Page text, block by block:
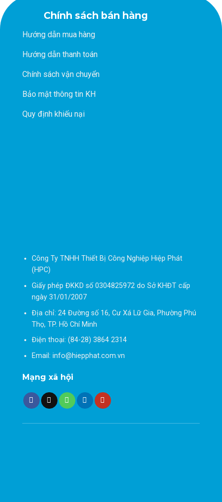
Chính sách bán hàng
Hướng dẫn mua hàng
Hướng dẫn thanh toán
Chính sách vận chuyển
Bảo mật thông tin KH
Quy định khiếu nại
Công Ty TNHH Thiết Bị Công Nghiệp Hiệp Phát
(HPC)
Giấy phép ĐKKD số 0304825972 do Sở KHĐT cấp
ngày 31/01/2007
Địa chỉ: 24 Đường số 16, Cư Xá Lữ Gia, Phường Phú
Thọ, TP. Hồ Chí Minh
Điện thoại: (84-28) 3864 2314
Email: info@hiepphat.com.vn
Mạng xã hội